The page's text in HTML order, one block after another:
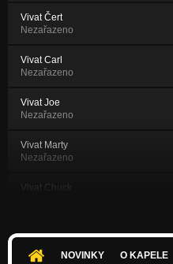
Vivat Čert
Nezařazeno
Vivat Carl
Nezařazeno
Vivat Joe
Nezařazeno
Vivat Marty
Nezařazeno
Vivat Chuck
NOVINKY O KAPELE